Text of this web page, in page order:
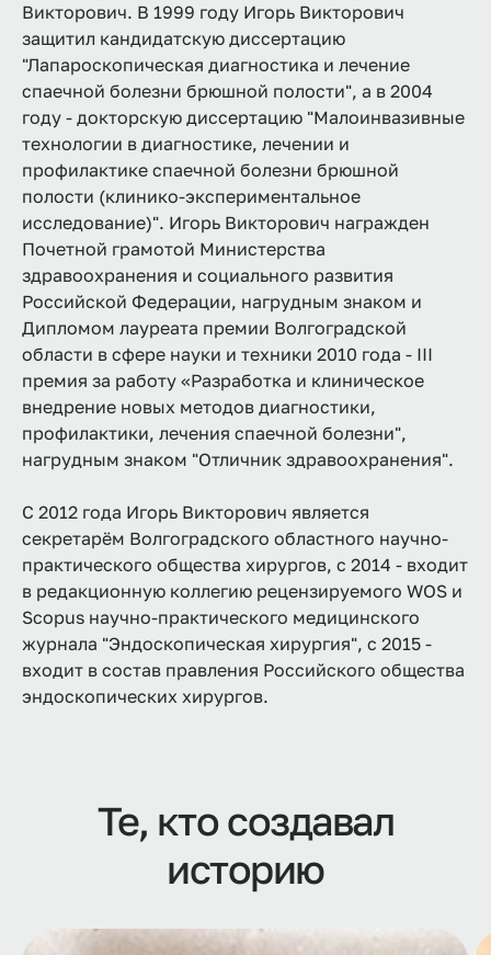
Викторович. В 1999 году Игорь Викторович
защитил кандидатскую диссертацию
"Лапароскопическая диагностика и лечение
спаечной болезни брюшной полости", а в 2004
году - докторскую диссертацию "Малоинвазивные
технологии в диагностике, лечении и
профилактике спаечной болезни брюшной
полости (клинико-экспериментальное
исследование)". Игорь Викторович награжден
Почетной грамотой Министерства
здравоохранения и социального развития
Российской Федерации, нагрудным знаком и
Дипломом лауреата премии Волгоградской
области в сфере науки и техники 2010 года - III
премия за работу «Разработка и клиническое
внедрение новых методов диагностики,
профилактики, лечения спаечной болезни",
нагрудным знаком "Отличник здравоохранения".
С 2012 года Игорь Викторович является
секретарём Волгоградского областного научно-
практического общества хирургов, с 2014 - входит
в редакционную коллегию рецензируемого WOS и
Scopus научно-практического медицинского
журнала "Эндоскопическая хирургия", с 2015 -
входит в состав правления Российского общества
эндоскопических хирургов.
Те, кто создавал
историю